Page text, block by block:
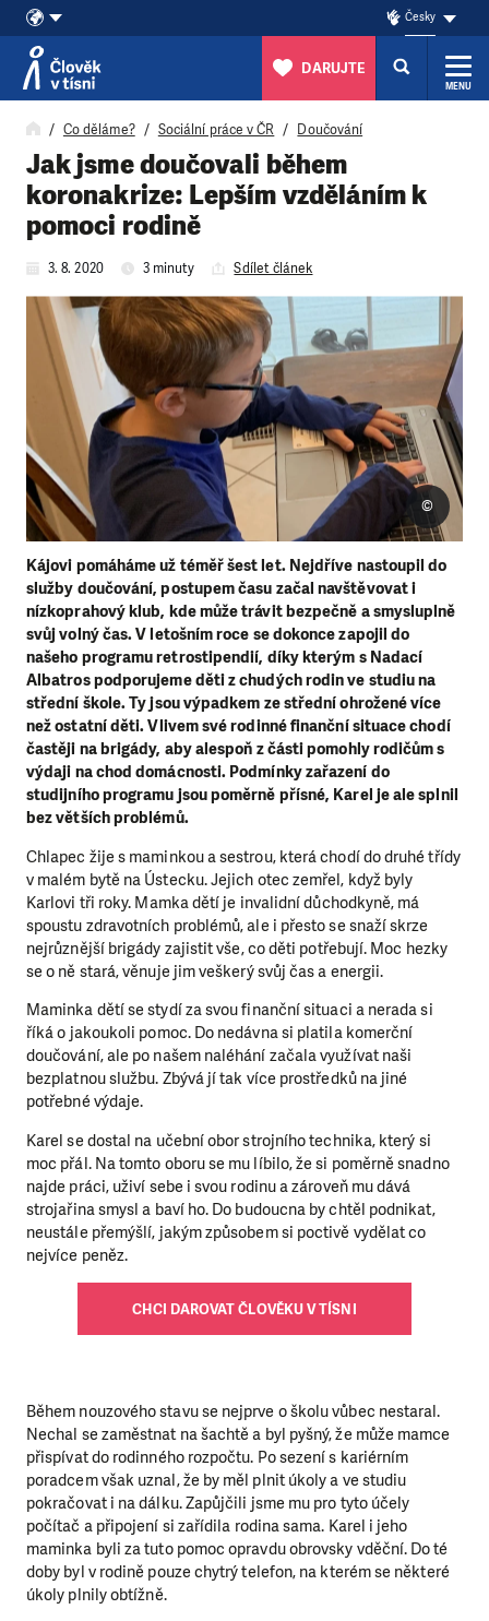
Přeskočit na obsah
Česky
DARUJTE
MENU
Co děláme? Sociální práce v ČR Doučování
Jak jsme doučovali během
koronakrize: Lepším vzděláním k
pomoci rodině
3. 8. 2020 3 minuty Sdílet článek
Kájovi pomáháme už téměř šest let. Nejdříve nastoupil do
služby doučování, postupem času začal navštěvovat i
nízkoprahový klub, kde může trávit bezpečně a smysluplně
svůj volný čas. V letošním roce se dokonce zapojil do
našeho programu retrostipendií, díky kterým s Nadací
Albatros podporujeme děti z chudých rodin ve studiu na
střední škole. Ty jsou výpadkem ze střední ohrožené více
než ostatní děti. Vlivem své rodinné finanční situace chodí
častěji na brigády, aby alespoň z části pomohly rodičům s
výdaji na chod domácnosti. Podmínky zařazení do
studijního programu jsou poměrně přísné, Karel je ale splnil
bez větších problémů.
©
Chlapec žije s maminkou a sestrou, která chodí do druhé třídy
v malém bytě na Ústecku. Jejich otec zemřel, když byly
Karlovi tři roky. Mamka dětí je invalidní důchodkyně, má
spoustu zdravotních problémů, ale i přesto se snaží skrze
nejrůznější brigády zajistit vše, co děti potřebují. Moc hezky
se o ně stará, věnuje jim veškerý svůj čas a energii.
Maminka dětí se stydí za svou finanční situaci a nerada si
říká o jakoukoli pomoc. Do nedávna si platila komerční
doučování, ale po našem naléhání začala využívat naši
bezplatnou službu. Zbývá jí tak více prostředků na jiné
potřebné výdaje.
Karel se dostal na učební obor strojního technika, který si
moc přál. Na tomto oboru se mu líbilo, že si poměrně snadno
najde práci, uživí sebe i svou rodinu a zároveň mu dává
strojařina smysl a baví ho. Do budoucna by chtěl podnikat,
neustále přemýšlí, jakým způsobem si poctivě vydělat co
nejvíce peněz.
CHCI DAROVAT ČLOVĚKU V TÍSNI
Během nouzového stavu se nejprve o školu vůbec nestaral.
Nechal se zaměstnat na šachtě a byl pyšný, že může mamce
přispívat do rodinného rozpočtu. Po sezení s kariérním
poradcem však uznal, že by měl plnit úkoly a ve studiu
pokračovat i na dálku. Zapůjčili jsme mu pro tyto účely
počítač a připojení si zařídila rodina sama. Karel i jeho
maminka byli za tuto pomoc opravdu obrovsky vděční. Do té
doby byl v rodině pouze chytrý telefon, na kterém se některé
úkoly plnily obtížně.